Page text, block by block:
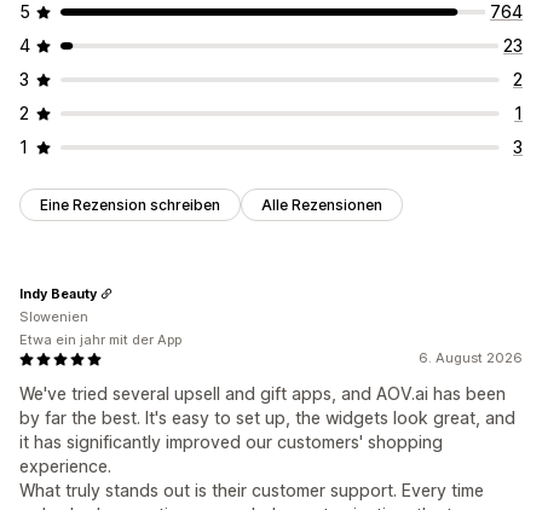
5
764
4
23
3
2
2
1
1
3
Eine Rezension schreiben Alle Rezensionen
6. August 2026
We've tried several upsell and gift apps, and AOV.ai has been
by far the best. It's easy to set up, the widgets look great, and
it has significantly improved our customers' shopping
experience.
What truly stands out is their customer support. Every time
Indy Beauty
Slowenien
Etwa ein jahr mit der App